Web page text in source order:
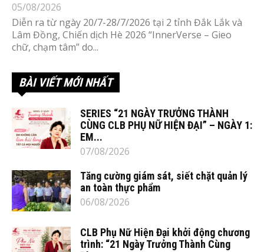
05/08/2026
Diễn ra từ ngày 20/7-28/7/2026 tại 2 tỉnh Đắk Lắk và
Lâm Đồng, Chiến dịch Hè 2026 “InnerVerse – Gieo
chữ, chạm tâm” do...
BÀI VIẾT MỚI NHẤT
SERIES “21 NGÀY TRƯỞNG THÀNH
CÙNG CLB PHỤ NỮ HIỆN ĐẠI” – NGÀY 1:
EM...
07/08/2026
Tăng cường giám sát, siết chặt quản lý
an toàn thực phẩm
06/08/2026
CLB Phụ Nữ Hiện Đại khởi động chương
trình: “21 Ngày Trưởng Thành Cùng